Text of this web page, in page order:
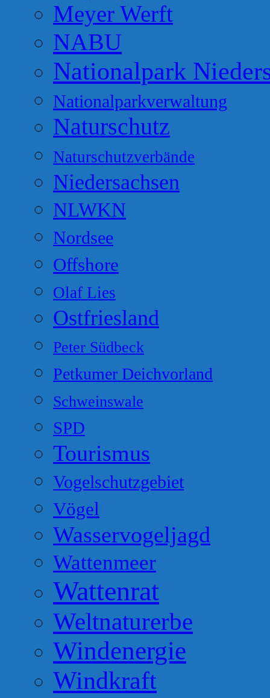
Meyer Werft
NABU
Nationalpark
Nationalparkverwaltung
Naturschutz
Naturschutzverbände
Niedersachsen
NLWKN
Nordsee
Offshore
Olaf Lies
Ostfriesland
Peter Südbeck
Petkumer Deichvorland
Schweinswale
SPD
Tourismus
Vogelschutzgebiet
Vögel
Wasservogeljagd
Wattenmeer
Wattenrat
Weltnaturerbe
Windenergie
Windkraft